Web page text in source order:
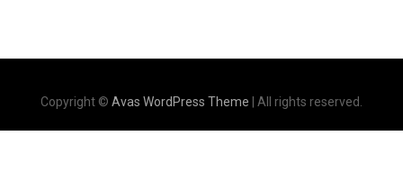
Copyright © Avas WordPress Theme | All rights reserved.